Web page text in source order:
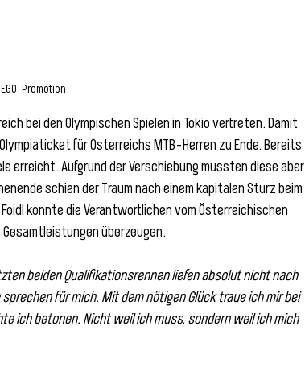
Promotion
bei den Olympischen Spielen in Tokio vertreten. Damit
für Österreichs MTB-Herren zu Ende. Bereits
erreicht. Aufgrund der Verschiebung mussten diese aber
schien der Traum nach einem kapitalen Sturz beim
konnte die Verantwortlichen vom Österreichischen
überzeugen.
beiden Qualifikationsrennen liefen absolut nicht nach
für mich. Mit dem nötigen Glück traue ich mir bei
ich betonen. Nicht weil ich muss, sondern weil ich mich